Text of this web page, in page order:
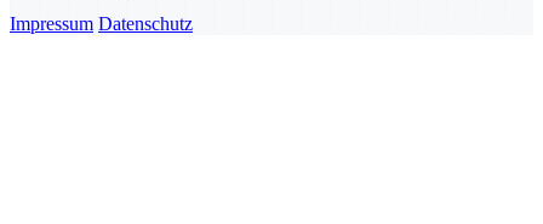
Impressum Datenschutz